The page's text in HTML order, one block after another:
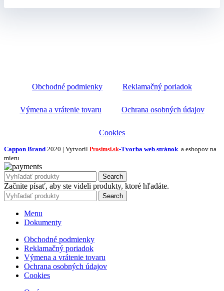
Obchodné podmienky Reklamačný poriadok
Výmena a vrátenie tovaru Ochrana osobných údajov
Cookies
Cappon Brand 2020 | Vytvoril Prosimsi.sk-Tvorba web stránok. a eshopov na
mieru
Search
Začnite písať, aby ste videli produkty, ktoré hľadáte.
Search
Menu
Dokumenty
Obchodné podmienky
Reklamačný poriadok
Výmena a vrátenie tovaru
Ochrana osobných údajov
Cookies